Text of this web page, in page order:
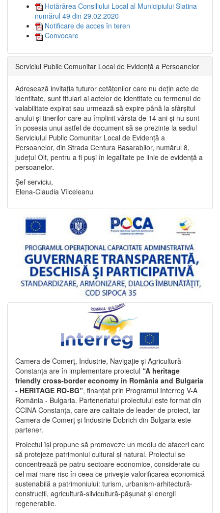
Hotărârea Consiliului Local al Municipiului Slatina
numărul 49 din 29.02.2020
Notificare de acces în teren
Convocare
Serviciul Public Comunitar Local de Evidență a Persoanelor
Adresează invitația tuturor cetățenilor care nu dețin acte de
identitate, sunt titulari ai actelor de identitate cu termenul de
valabilitate expirat sau urmează să expire până la sfârșitul
anului și tinerilor care au împlinit vârsta de 14 ani și nu sunt
în posesia unui astfel de document să se prezinte la sediul
Serviciului Public Comunitar Local de Evidență a
Persoanelor, din Strada Centura Basarabilor, numărul 8,
județul Olt, pentru a fi puși în legalitate pe linie de evidență a
persoanelor.
Șef serviciu,
Elena-Claudia Vîlceleanu
Camera de Comerț, Industrie, Navigație și Agricultură
Constanța are în implementare proiectul “A heritage
friendly cross-border economy in România and Bulgaria
- HERITAGE RO-BG”, finanțat prin Programul Interreg V-A
România - Bulgaria. Parteneriatul proiectului este format din
CCINA Constanța, care are calitate de leader de proiect, iar
Camera de Comerț și Industrie Dobrich din Bulgaria este
partener.
Proiectul își propune să promoveze un mediu de afaceri care
să protejeze patrimoniul cultural și natural. Proiectul se
concentrează pe patru sectoare economice, considerate cu
cel mai mare risc în ceea ce privește valorificarea economică
sustenabilă a patrimoniului: turism, urbanism-arhitectură-
construcții, agricultură-silvicultură-pășunat și energii
regenerabile.